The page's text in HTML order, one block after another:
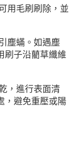
用毛刷刷除，並
塵蟎。如遇塵
刷子沿藺草纖維
，進行表面清
，避免重壓或陽